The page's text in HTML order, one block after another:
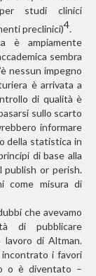
studi clinici
preclinici)4
è ampiamente
sembra
nessun impegno
è arrivata a
di qualità è
sullo scarto
informare
della statistica in
di base alla
publish or perish.
come misura di
che avevamo
di pubblicare
lavoro di Altman.
incontrato i favori
o è diventato –